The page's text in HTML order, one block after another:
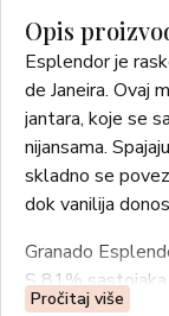
Opis
Esplendor je
de Janeira. Ovaj
jantara, koje se
nijansama.
skladno se
dok vanilija
Granado
S 81%
prolazi kroz
Pročitaj više